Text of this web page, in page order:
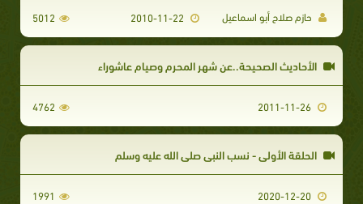
حازم صلاح أبو اسماعيل 5012
الأحاديث الصحيحة..عن شهر المحرم وصيام عاشوراء
4762
الحلقة الأولى - نسب النبي صلى الله عليه وسلم
1991